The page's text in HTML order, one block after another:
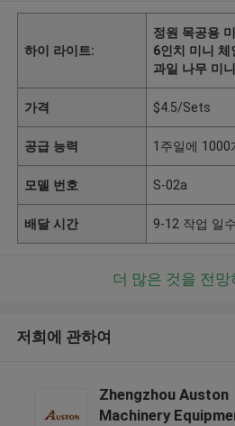
하이 라이트:
정원 목공용
6인치 미니 체
과일 나무 미
가격 $4.5/Sets
공급 능력 1주일에 1000
모델 번호 S-02a
배달 시간 9-12 작업 일수
더 많은 것을 전망
저희에 관하여
Zhengzhou Auston
Machinery